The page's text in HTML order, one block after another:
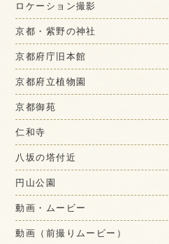
ロケーション撮影
京都・紫野の神社
京都府庁旧本館
京都府立植物園
京都御苑
仁和寺
八坂の塔付近
円山公園
動画・ムービー
動画（前撮りムービー）